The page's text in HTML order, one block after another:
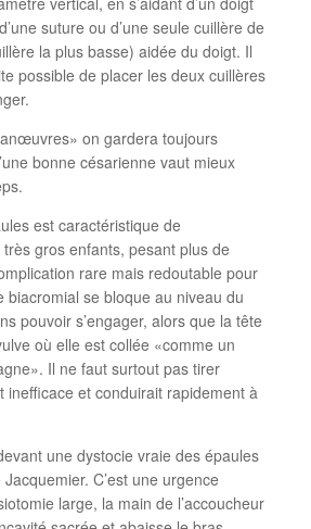
suture ou d’une seule cuillère de
la plus basse) aidée du doigt. Il
possible de placer les deux cuillères
on gardera toujours
bonne césarienne vaut mieux
est caractéristique de
très gros enfants, pesant plus de
rare mais redoutable pour
biacromial se bloque au niveau du
pouvoir s’engager, alors que la tête
où elle est collée «comme un
Il ne faut surtout pas tirer
inefficace et conduirait rapidement à
une dystocie vraie des épaules
C’est une urgence
large, la main de l’accoucheur